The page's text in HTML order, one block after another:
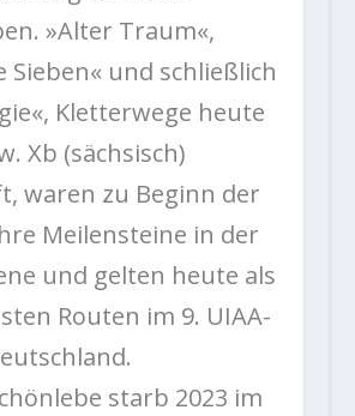
»Alter Traum«,
Sieben« und schließlich
Kletterwege heute
Xb (sächsisch)
waren zu Beginn der
Meilensteine in der
und gelten heute als
Routen im 9. UIAA-
starb 2023 im